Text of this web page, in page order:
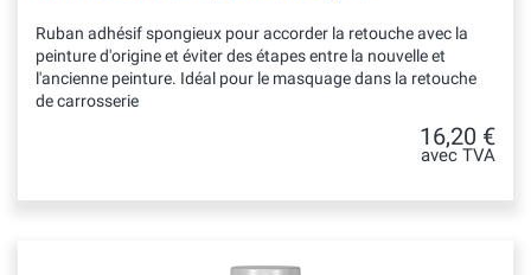
Ruban adhésif spongieux pour accorder la retouche avec la
peinture d'origine et éviter des étapes entre la nouvelle et
l'ancienne peinture. Idéal pour le masquage dans la retouche
de carrosserie
16,20 €
avec TVA